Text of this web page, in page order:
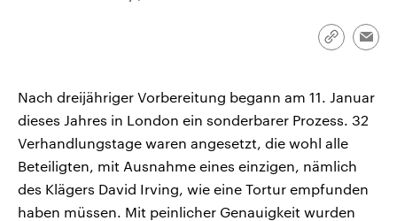
Link
Nach dreijähriger Vorbereitung begann am 11. Januar
dieses Jahres in London ein sonderbarer Prozess. 32
Verhandlungstage waren angesetzt, die wohl alle
Beteiligten, mit Ausnahme eines einzigen, nämlich
des Klägers David Irving, wie eine Tortur empfunden
haben müssen. Mit peinlicher Genauigkeit wurden